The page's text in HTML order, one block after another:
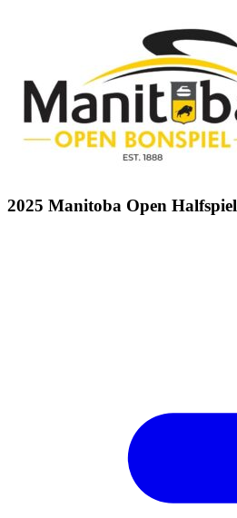
2025 Manitoba Open Halfspiel